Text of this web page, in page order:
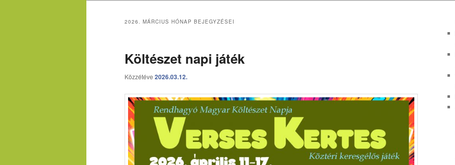
2026. MÁRCIUS HÓNAP BEJEGYZÉSEI
Költészet napi játék
Közzétéve 2026.03.12.